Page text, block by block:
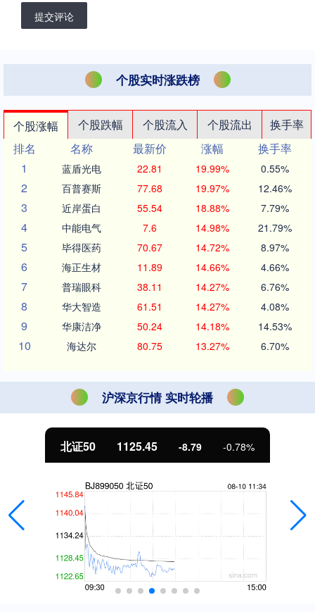
提交评论
个股实时涨跌榜
个股涨幅 个股跌幅 个股流入 个股流出
换手率
排名
名称 最新价 涨幅
换手率
1
蓝盾光电 22.81 19.99% 0.55%
2 百普赛斯 77.68 19.97% 12.46%
3 近岸蛋白 55.54 18.88% 7.79%
4 中能电气 7.6 14.98% 21.79%
5 毕得医药 70.67 14.72% 8.97%
6 海正生材 11.89 14.66% 4.66%
7 普瑞眼科 38.11 14.27% 6.76%
8 华大智造 61.51 14.27% 4.08%
9 华康洁净 50.24 14.18% 14.53%
10 海达尔 80.75 13.27% 6.70%
沪深京行情 实时轮播
北证50 1125.45 -8.79 -0.78%